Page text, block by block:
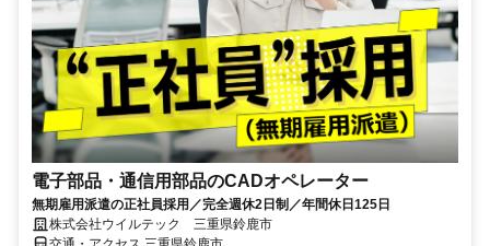
電子部品・通信用部品のCADオペレーター
無期雇用派遣の正社員採用／完全週休2日制／年間休日125日
株式会社ウイルテック 三重県鈴鹿市